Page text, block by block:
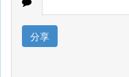
分享